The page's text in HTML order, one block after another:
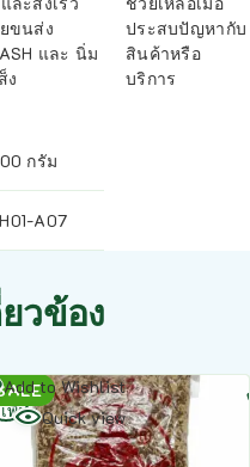
ขนส่ง
และ นิ่ม
ง
ประสบปัญหากับ
สินค้าหรือ
บริการ
กรัม
A07
วข้อง
Add to Wishlist
Quick view
อ่าน
เพิ่ม